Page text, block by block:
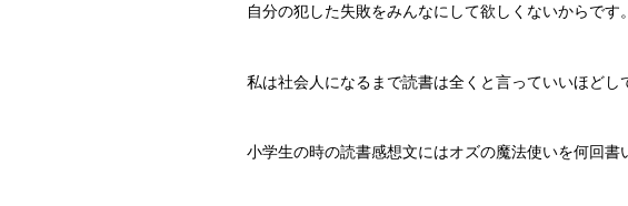
自分の犯した失敗をみんなにして欲しくないからです。
私は社会人になるまで読書は全くと言っていいほどし
小学生の時の読書感想文にはオズの魔法使いを何回書